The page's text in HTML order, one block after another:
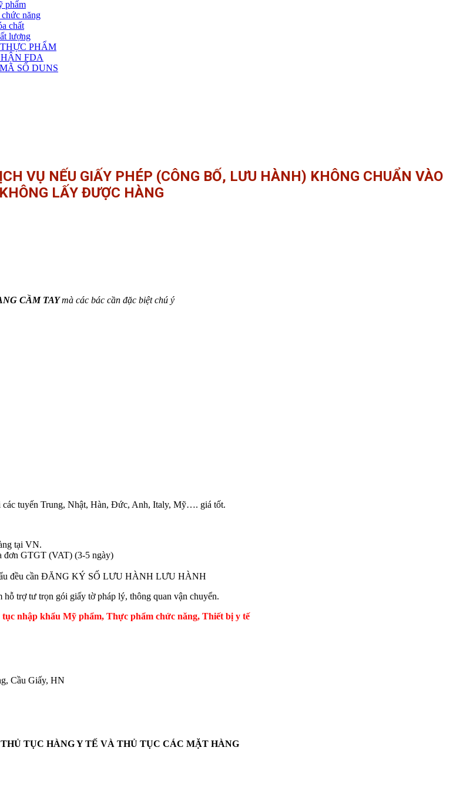
phẩm
năng
chất
lượng
PHẨM
FDA
SỐ DUNS
VỤ NẾU GIẤY PHÉP (CÔNG BỐ, LƯU HÀNH) KHÔNG CHUẨN VÀO
LẤY ĐƯỢC HÀNG
CẦM TAYmà các bác cần đặc biệt chú ý
tuyến Trung, Nhật, Hàn, Đức, Anh, Italy, Mỹ…. giá tốt.
tại VN.
đơn GTGT (VAT) (3-5 ngày)
đều cần ĐĂNG KÝ SỐ LƯU HÀNH LƯU HÀNH
trợ tư trọn gói giấy tờ pháp lý, thông quan vận chuyển.
nhập khẩu Mỹ phẩm, Thực phẩm chức năng, Thiết bị y tế
Cầu Giấy, HN
TỤC HÀNG Y TẾ VÀ THỦ TỤC CÁC MẶT HÀNG